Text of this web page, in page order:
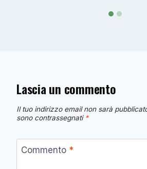
Lascia un commento
Il tuo indirizzo email non sarà
sono contrassegnati *
Commento *